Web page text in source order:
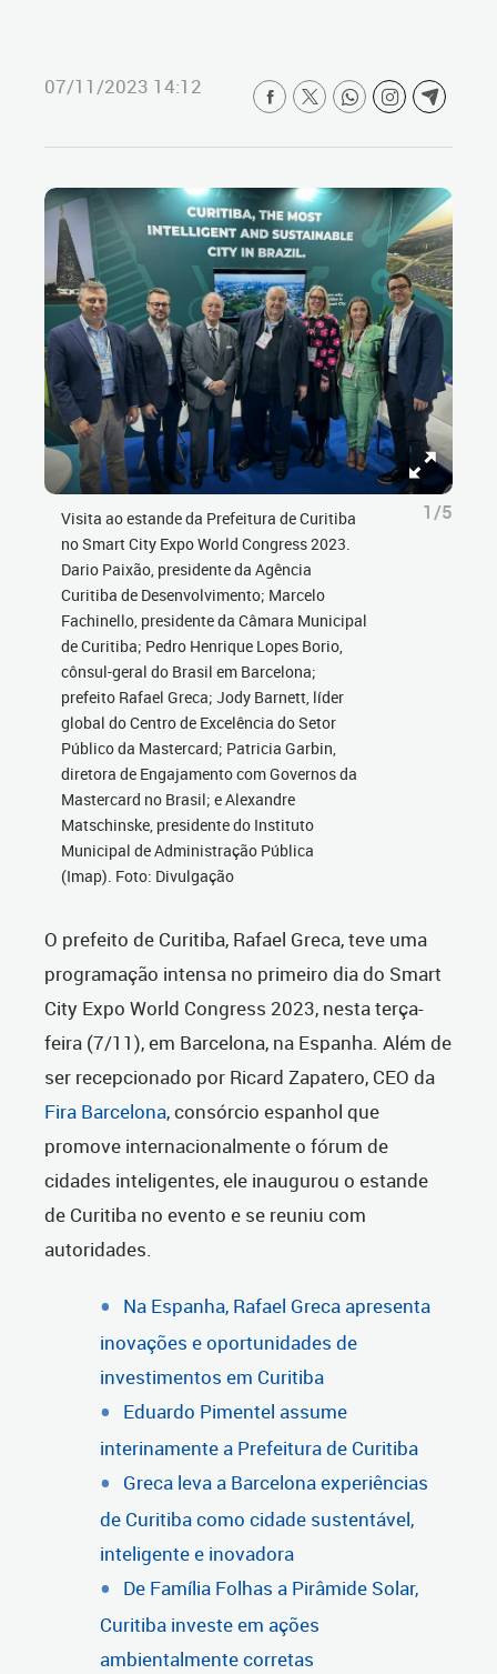
07/11/2023 14:12
Visita ao estande da Prefeitura de Curitiba
no Smart City Expo World Congress 2023.
Dario Paixão, presidente da Agência
Curitiba de Desenvolvimento; Marcelo
Fachinello, presidente da Câmara Municipal
de Curitiba; Pedro Henrique Lopes Borio,
cônsul-geral do Brasil em Barcelona;
prefeito Rafael Greca; Jody Barnett, líder
global do Centro de Excelência do Setor
Público da Mastercard; Patricia Garbin,
diretora de Engajamento com Governos da
Mastercard no Brasil; e Alexandre
Matschinske, presidente do Instituto
Municipal de Administração Pública
(Imap). Foto: Divulgação
1/5
O prefeito de Curitiba, Rafael Greca, teve uma
programação intensa no primeiro dia do Smart
City Expo World Congress 2023, nesta terça-
feira (7/11), em Barcelona, na Espanha. Além de
ser recepcionado por Ricard Zapatero, CEO da
Fira Barcelona, consórcio espanhol que
promove internacionalmente o fórum de
cidades inteligentes, ele inaugurou o estande
de Curitiba no evento e se reuniu com
autoridades.
Na Espanha, Rafael Greca apresenta
inovações e oportunidades de
investimentos em Curitiba
Eduardo Pimentel assume
interinamente a Prefeitura de Curitiba
Greca leva a Barcelona experiências
de Curitiba como cidade sustentável,
inteligente e inovadora
De Família Folhas a Pirâmide Solar,
Curitiba investe em ações
ambientalmente corretas